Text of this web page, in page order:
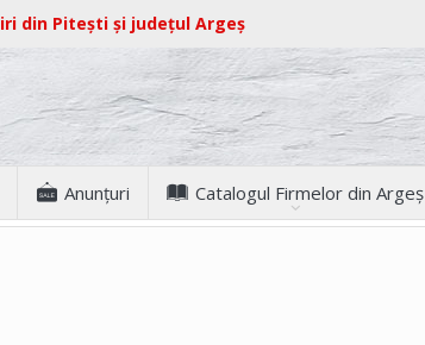
din Pitești și județul Argeș
Anunţuri Catalogul Firmelor din Argeș